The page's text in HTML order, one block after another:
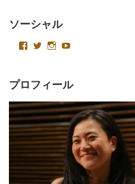
ソーシャル
emikagawapianist
プ
ロ
フ
ィ
ー
ル
を
Facebook
で
表
示
Velvetysound
プ
ロ
フ
ィ
ー
ル
を
Twitter
で
表
示
Velvetysound
プ
フ
ィ
ー
ル
を
Instagram
で
表
示
プ
フ
ィ
ー
ル
を
YouTube
で
プロフィール